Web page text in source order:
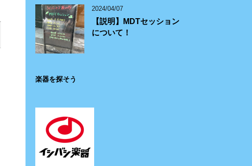
2024/04/07
【説明】MDTセッション
について！
楽器を探そう